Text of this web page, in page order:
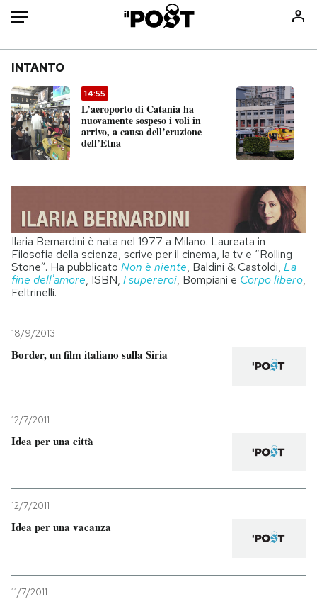
Auto
HOME
Italia
Mondo
Politica
Scienza
Cultura
Economia
Sport
Moda
Libri
Media
Europa
Altrecose
Mondiali calcio 2026
I MIEI PREFERITI
SHOP
CALENDARIO
AREA PERSONALE
INTANTO
14:55
L’aeroporto di Catania ha
nuovamente sospeso i voli in
arrivo, a causa dell’eruzione
dell’Etna
Ilaria Bernardini è nata nel 1977 a Milano. Laureata in
Filosofia della scienza, scrive per il cinema, la tv e “Rolling
Stone”. Ha pubblicato Non è niente, Baldini & Castoldi, La
fine dell'amore, ISBN, I supereroi, Bompiani e Corpo libero,
Feltrinelli.
18/9/2013
Border, un film italiano sulla Siria
12/7/2011
Idea per una città
12/7/2011
Idea per una vacanza
11/7/2011